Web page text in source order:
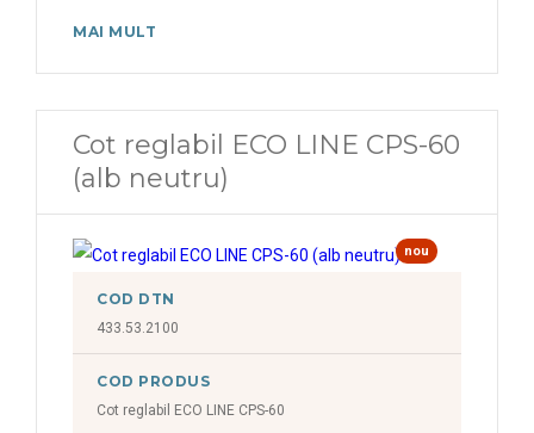
MAI MULT
Cot reglabil ECO LINE CPS-60
(alb neutru)
nou
COD DTN
433.53.2100
COD PRODUS
Cot reglabil ECO LINE CPS-60